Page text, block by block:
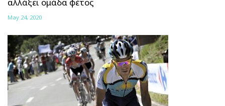
αλλάξει ομάδα φέτος
May 24, 2020